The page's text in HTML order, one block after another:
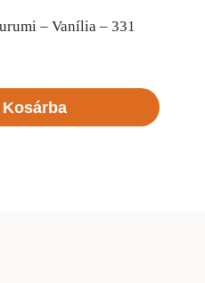
– Vanília – 331
Kosárba